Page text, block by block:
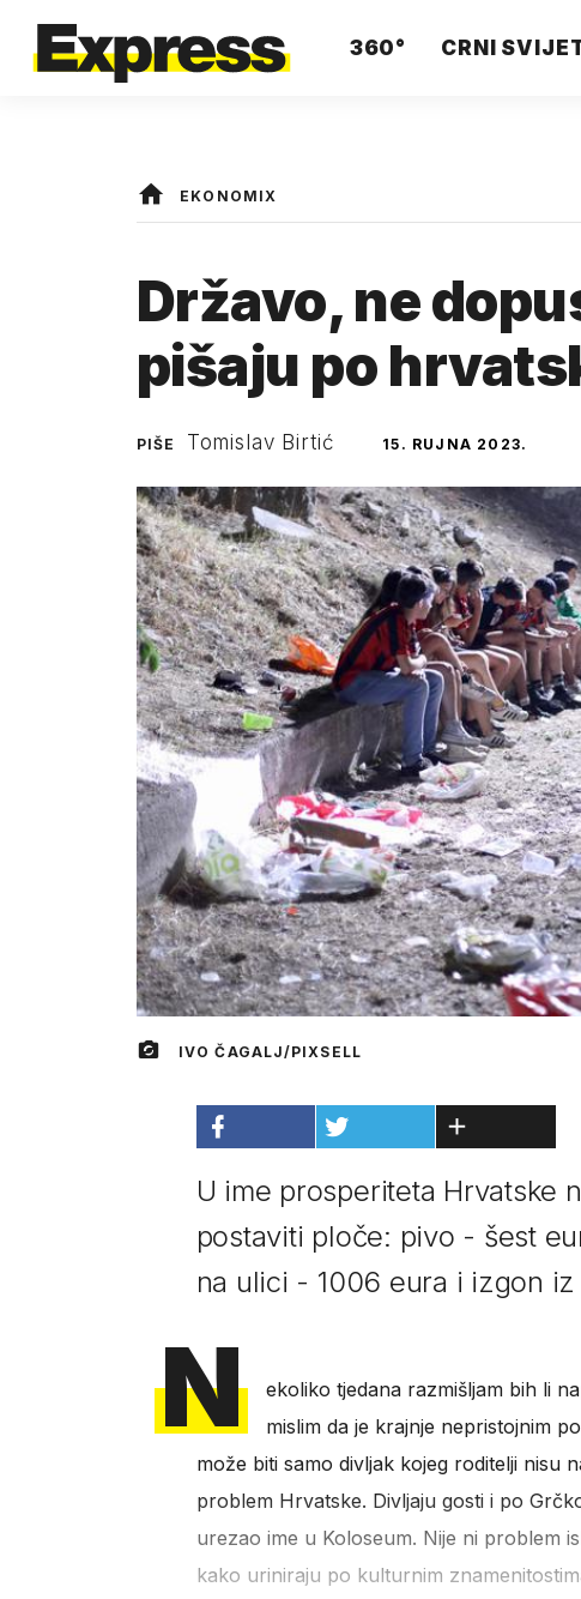
360° CRNI
EKONOMIX
Državo, ne
pišaju po
PIŠE Tomislav Birtić 15. RUJNA 2023.
IVO ČAGALJ/PIXSELL
U ime prosperiteta Hrvatske
postaviti ploče: pivo - šest
na ulici - 1006 eura i izgon iz
N
ekoliko tjedana razmišljam bih li
mislim da je krajnje nepristojnim
može biti samo divljak kojeg roditelji nisu
problem Hrvatske. Divljaju gosti i po
urezao ime u Koloseum. Nije ni problem
kako uriniraju po kulturnim